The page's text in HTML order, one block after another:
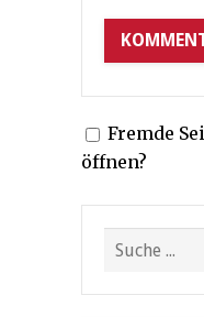
Fremde
öffnen?